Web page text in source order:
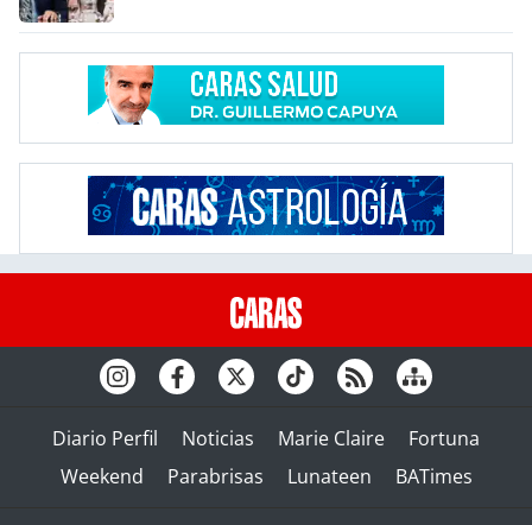
Diario Perfil Noticias Marie Claire
Fortuna
Weekend
Parabrisas Lunateen BATimes